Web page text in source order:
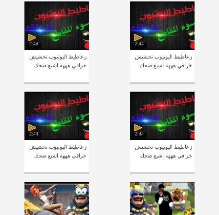
2:44
زعاطيط اليوتيوب تحشيش
خرافي هههه اشيع ضحك
2:44
زعاطيط اليوتيوب تحشيش
خرافي هههه اشيع ضحك
2:44
زعاطيط اليوتيوب تحشيش
خرافي هههه اشيع ضحك
2:44
زعاطيط اليوتيوب تحشيش
خرافي هههه اشيع ضحك